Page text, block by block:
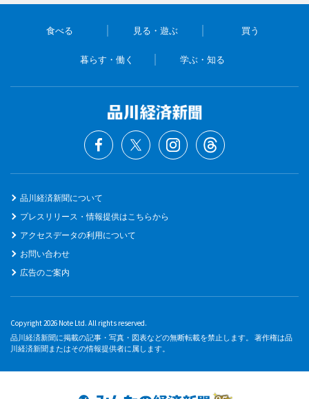
食べる 見る・遊ぶ 買う
暮らす・働く 学ぶ・知る
品川経済新聞について
プレスリリース・情報提供はこちらから
アクセスデータの利用について
お問い合わせ
広告のご案内
Copyright 2026 Note Ltd. All rights reserved.
品川経済新聞に掲載の記事・写真・図表などの無断転載を禁止します。 著作権は品
川経済新聞またはその情報提供者に属します。